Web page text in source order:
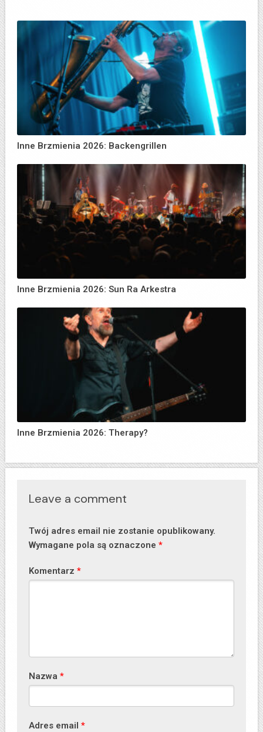
Inne Brzmienia 2026: Backengrillen
Inne Brzmienia 2026: Sun Ra Arkestra
Inne Brzmienia 2026: Therapy?
Leave a comment
Twój adres email nie zostanie opublikowany.
Wymagane pola są oznaczone *
Komentarz *
Nazwa *
Adres email *